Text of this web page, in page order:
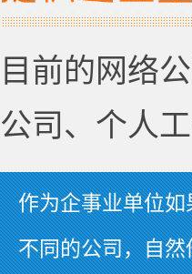
目前的网络
公司、个人
作为企事业单位
不同的公司，自